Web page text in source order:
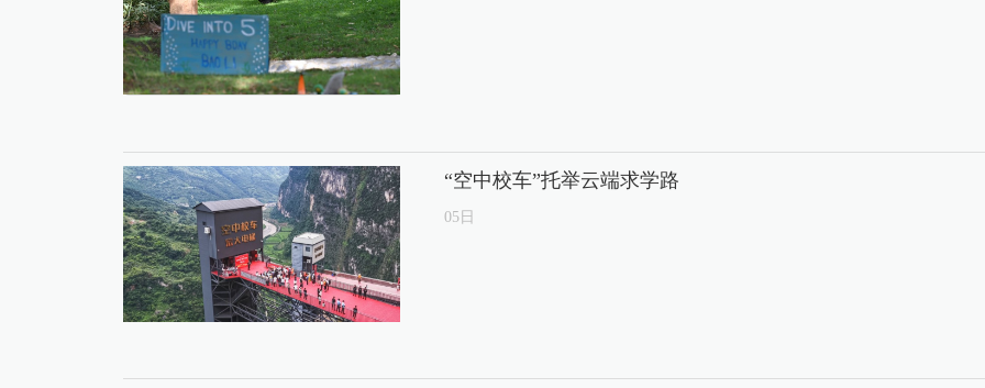
“空中校车”托举云端求学路
05日